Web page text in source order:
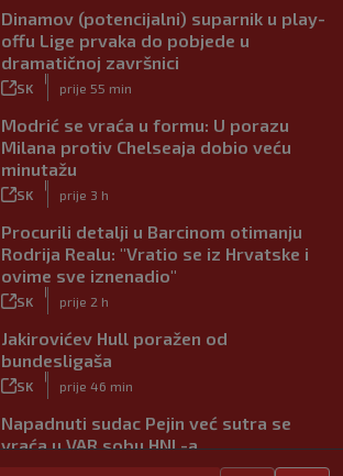
Dinamov (potencijalni) suparnik u play-
offu Lige prvaka do pobjede u
dramatičnoj završnici
SK prije 55 min
Modrić se vraća u formu: U porazu
Milana protiv Chelseaja dobio veću
minutažu
SK prije 3 h
Procurili detalji u Barcinom otimanju
Rodrija Realu: "Vratio se iz Hrvatske i
ovime sve iznenadio"
SK prije 2 h
Jakirovićev Hull poražen od
bundesligaša
SK prije 46 min
Napadnuti sudac Pejin već sutra se
vraća u VAR sobu HNL-a